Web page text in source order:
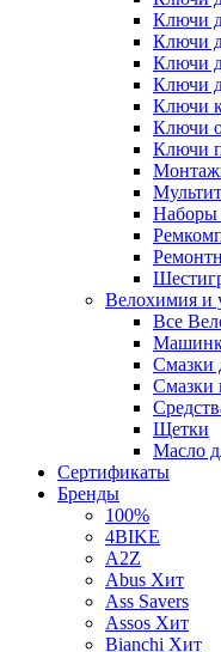
Ключи
Ключи
Ключи
Ключи
Ключи
Ключи
Ключи
Наборы
Велохимия и
Все
Смазки
Смазки
Щетки
Масло
Сертификаты
Бренды
100%
4BIKE
A2Z
Abus Хит
Ass Savers
Assos Хит
Bianchi Хит